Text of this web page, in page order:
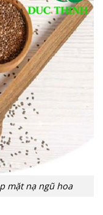
mặt nạ ngũ hoa